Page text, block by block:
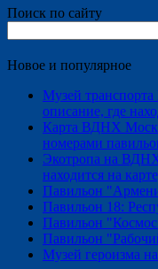
Поиск по сайту
Новое и популярное
Музей
описание, где
Карта ВДНХ
номерами
Экотропа на
находится на
Павильон
Павильон 18:
Павильон
Павильон
Музей героизма